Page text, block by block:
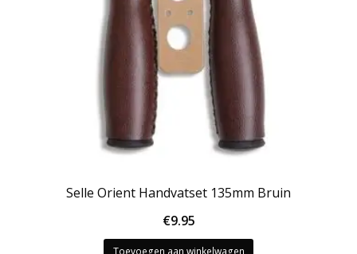
Selle Orient Handvatset 135mm Bruin
€9.95